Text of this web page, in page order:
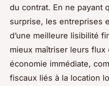
du contrat. En ne payant
surprise, les entreprises
d’une meilleure lisibilité
mieux maîtriser leurs
économie immédiate,
fiscaux liés à la location